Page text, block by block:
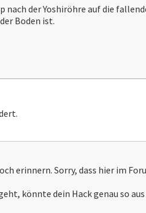
der Yoshiröhre auf die
Boden ist.
erinnern. Sorry, dass hier im
könnte dein Hack genau so